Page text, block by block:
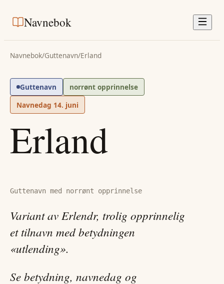
Navnebok
Navnebok/Guttenavn/Erland
Guttenavn
norrønt opprinnelse
Navnedag 14. juni
Erland
Guttenavn med norrønt opprinnelse
Variant av Erlendr, trolig opprinnelig
et tilnavn med betydningen
«utlending».
Se betydning, navnedag og